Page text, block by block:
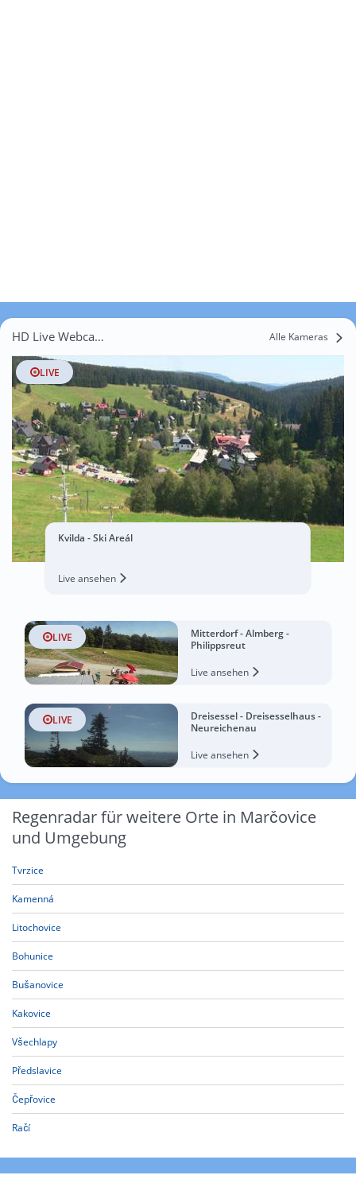
HD Live Webcams Marčovice Alle Kameras
LIVE
Kvilda - Ski Areál
Live ansehen
LIVE
Mitterdorf - Almberg -
Philippsreut
Live ansehen
LIVE
Dreisessel - Dreisesselhaus -
Neureichenau
Live ansehen
Regenradar für weitere Orte in Marčovice
und Umgebung
Tvrzice
Kamenná
Litochovice
Bohunice
Bušanovice
Kakovice
Všechlapy
Předslavice
Čepřovice
Račí